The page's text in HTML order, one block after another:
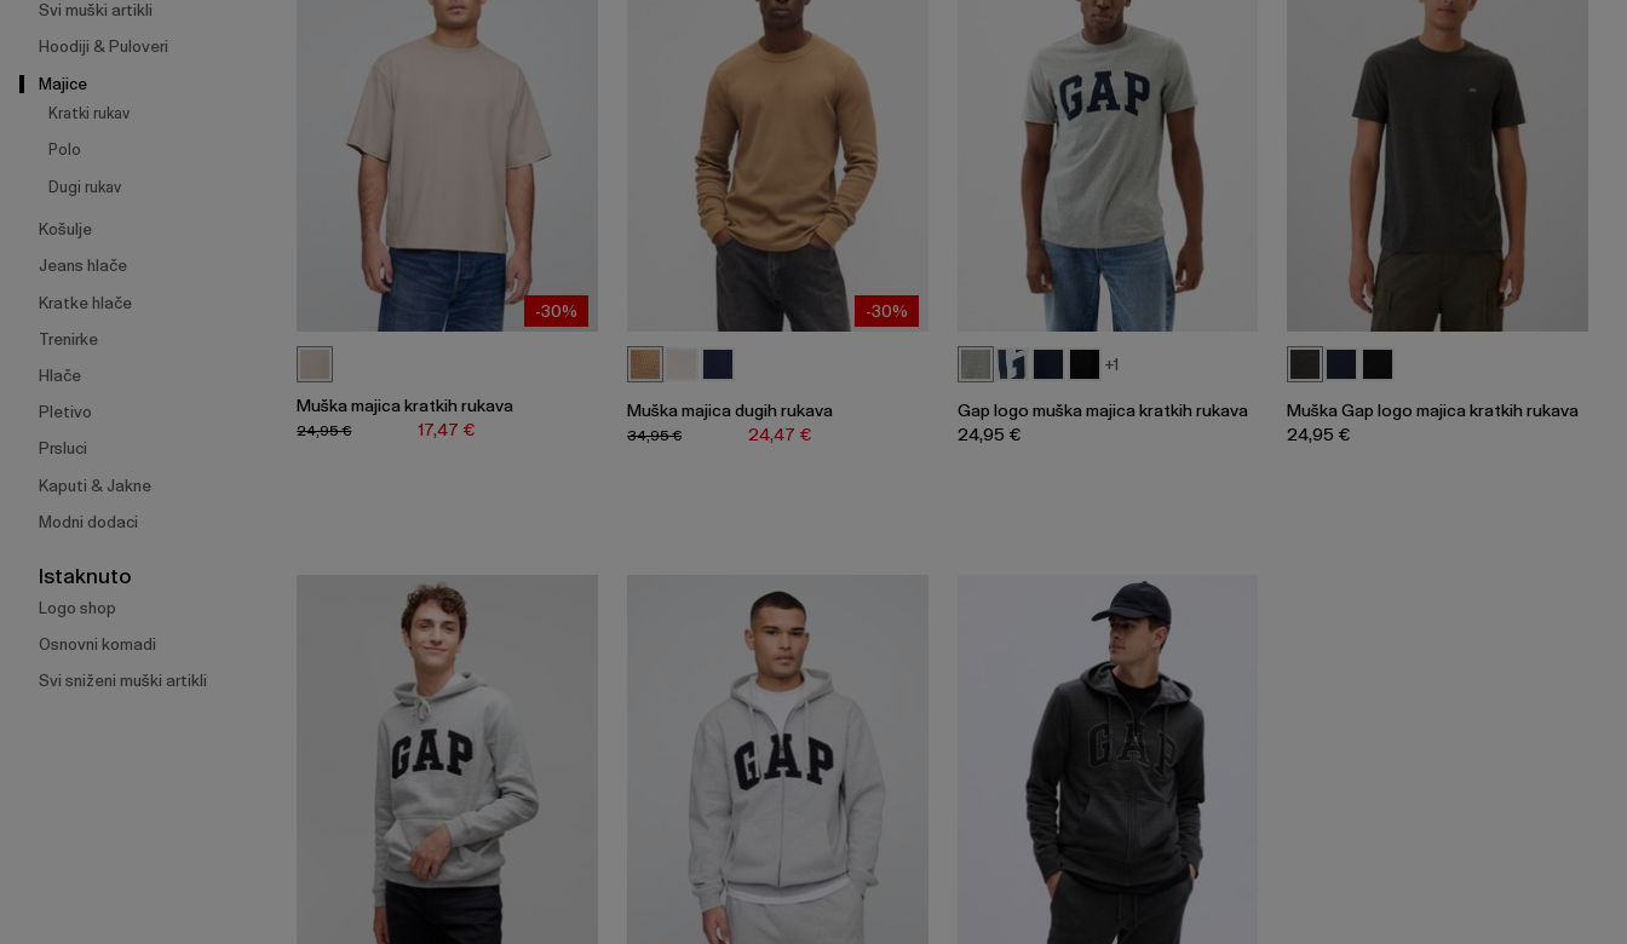
Svi muški artikli
Hoodiji & Puloveri
Majice
Kratki rukav
Polo
Dugi rukav
Košulje
Jeans hlače
Kratke hlače
Trenirke
Hlače
Pletivo
Prsluci
Kaputi & Jakne
Modni dodaci
Istaknuto
Logo shop
Osnovni komadi
Svi sniženi muški artikli
-30%
Muška majica kratkih rukava
17,47 €
24,95 €
-30%
Muška majica dugih rukava
24,47 €
34,95 €
+1
Gap logo muška majica kratkih rukava
24,95 €
Muška Gap logo majica kratkih rukava
24,95 €